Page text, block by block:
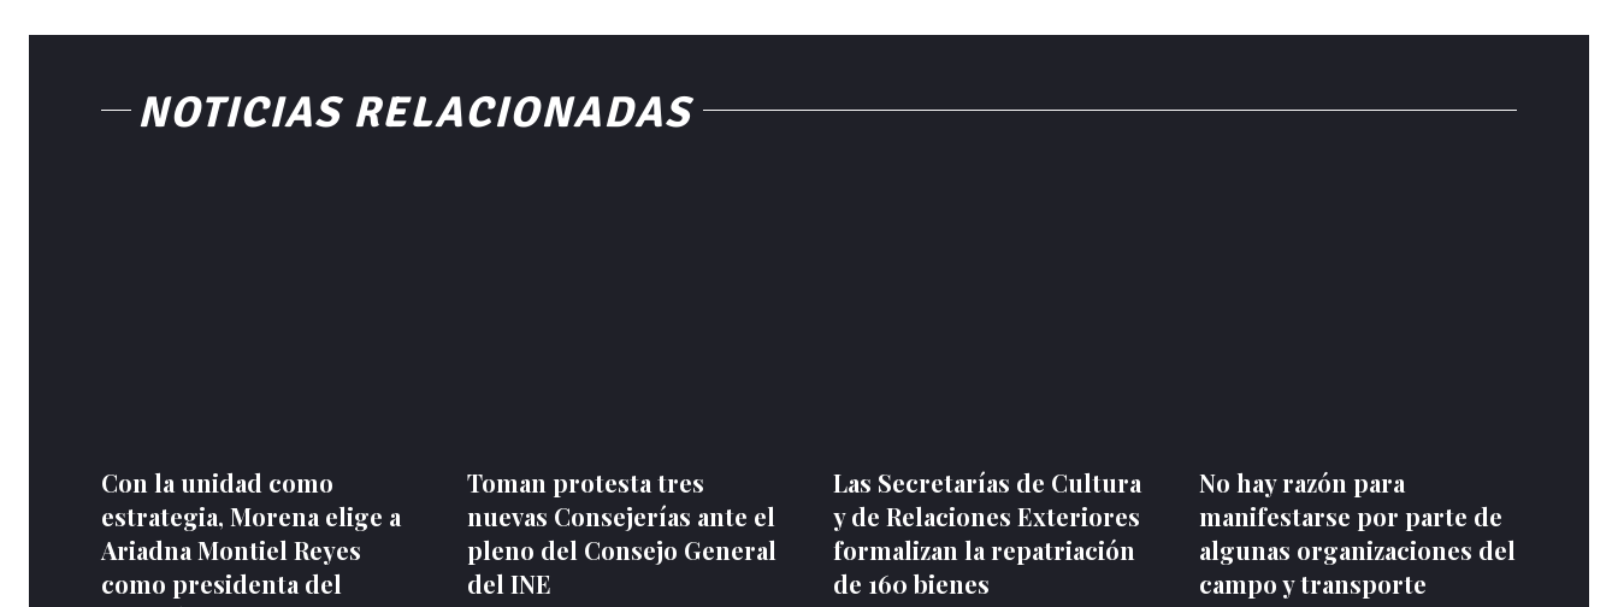
NOTICIAS RELACIONADAS
Con la unidad como
estrategia, Morena elige a
Ariadna Montiel Reyes
como presidenta del
Toman protesta tres
nuevas Consejerías ante el
pleno del Consejo General
del INE
Las Secretarías de Cultura
y de Relaciones Exteriores
formalizan la repatriación
de 160 bienes
No hay razón para
manifestarse por parte de
algunas organizaciones del
campo y transporte